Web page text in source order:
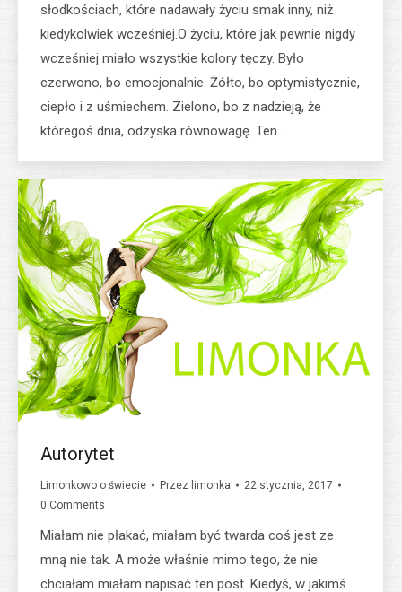
słodkościach, które nadawały życiu smak inny, niż
kiedykolwiek wcześniej.O życiu, które jak pewnie nigdy
wcześniej miało wszystkie kolory tęczy. Było
czerwono, bo emocjonalnie. Żółto, bo optymistycznie,
ciepło i z uśmiechem. Zielono, bo z nadzieją, że
któregoś dnia, odzyska równowagę. Ten…
Autorytet
Limonkowo o świecie Przez limonka
22 stycznia, 2017
0 Comments
Miałam nie płakać, miałam być twarda coś jest ze
mną nie tak. A może właśnie mimo tego, że nie
chciałam miałam napisać ten post. Kiedyś, w jakimś